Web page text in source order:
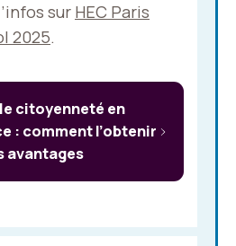
sur HEC Paris
2025.
citoyenneté en
: comment l’obtenir
avantages